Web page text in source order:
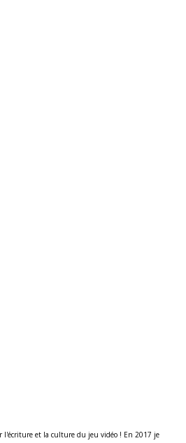
l'écriture et la culture du jeu vidéo ! En 2017 je